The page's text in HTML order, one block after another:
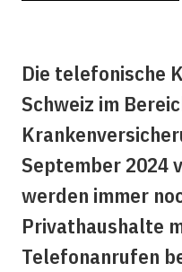
Die telefonische
Schweiz im
September 2024
werden immer
Privathaushalte
Telefonanrufen